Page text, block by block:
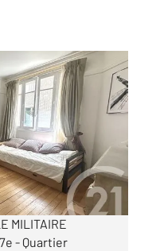
MILITAIRE
- Quartier